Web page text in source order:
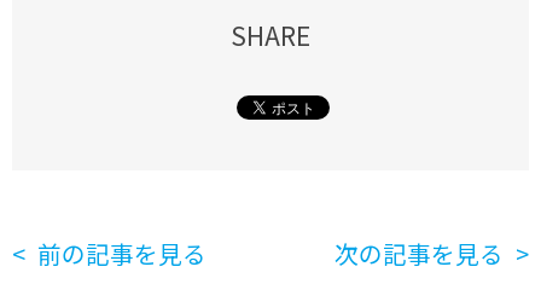
SHARE
前の記事を見る 次の記事を見る